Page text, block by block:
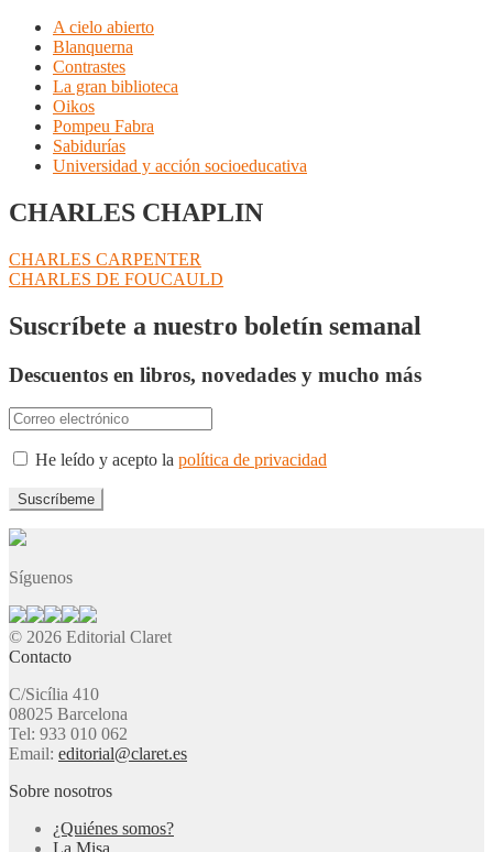
A cielo abierto
Blanquerna
Contrastes
La gran biblioteca
Oikos
Pompeu Fabra
Sabidurías
Universidad y acción socioeducativa
CHARLES CHAPLIN
Navegación
de
entradas
Anterior:
CHARLES CARPENTER
Siguiente:
CHARLES DE FOUCAULD
Suscríbete a nuestro boletín semanal
Descuentos en libros, novedades y mucho más
He leído y acepto la política de privacidad
Síguenos
© 2026 Editorial Claret
Contacto
C/Sicília 410
08025 Barcelona
Tel: 933 010 062
Email: editorial@claret.es
Sobre nosotros
¿Quiénes somos?